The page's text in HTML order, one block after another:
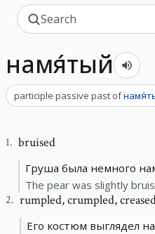
намя́тый
participle passive past of
1. bruised
Груша была немного
The pear was slightly
2. rumpled,crumpled,
Его костюм выглядел